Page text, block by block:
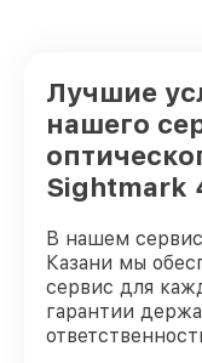
Лучшие
нашего
Sightmark
В нашем
Казани мы
сервис для
гарантии